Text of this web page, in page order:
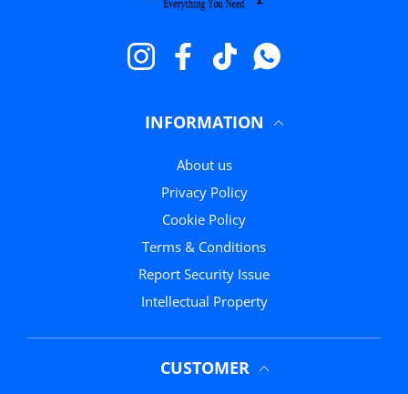
InstagramFacebookTikTokWhatsApp
INFORMATION
About us
Privacy Policy
Cookie Policy
Terms & Conditions
Report Security Issue
Intellectual Property
CUSTOMER